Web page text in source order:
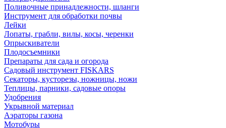
Поливочные принадлежности, шланги
Инструмент для обработки почвы
Лейки
Лопаты, грабли, вилы, косы, черенки
Опрыскиватели
Плодосъемники
Препараты для сада и огорода
Садовый инструмент FISKARS
Секаторы, кусторезы, ножницы, ножи
Теплицы, парники, садовые опоры
Удобрения
Укрывной материал
Аэраторы газона
Мотобуры